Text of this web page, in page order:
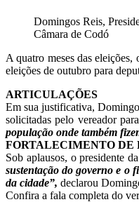
Domingos Reis,
Câmara de Codó
A quatro meses das
eleições de outubro para
ARTICULAÇÕES
Em sua justificativa,
solicitadas pelo vereador
população onde também
FORTALECIMENTO DE
Sob aplausos, o presidente
sustentação do governo e o
da cidade”, declarou
Confira a fala completa do